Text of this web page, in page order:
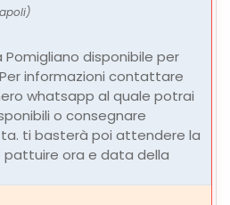
Pomigliano disponibile per
informazioni contattare
whatsapp al quale potrai
o consegnare
ti basterà poi attendere la
ora e data della